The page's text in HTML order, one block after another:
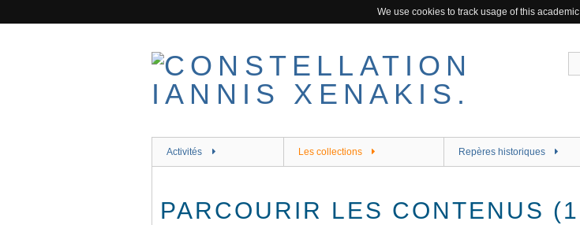
We use cookies to track usage of this
Activités Les collections Repères historiques
PARCOURIR LES CONTENUS